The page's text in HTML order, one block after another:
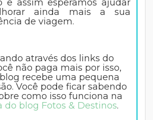
ainda mais a sua
de viagem.
através dos links do
não paga mais por isso,
recebe uma pequena
Você pode ficar sabendo
como isso funciona na
do blog Fotos & Destinos.